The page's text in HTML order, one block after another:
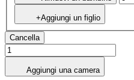
+Aggiungi un figlio
Cancella
Aggiungi una camera